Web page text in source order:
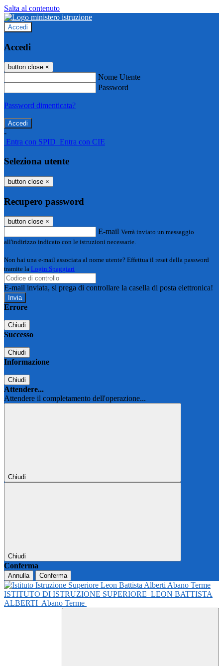
Salta al contenuto
Accedi
Accedi
button close ×
Nome Utente
Password
Password dimenticata?
-
Entra con SPID Entra con CIE
Seleziona utente
button close ×
Recupero password
button close ×
E-mail Verrà inviato un messaggio
all'indirizzo indicato con le istruzioni necessarie.
Non hai una e-mail associata al nome utente? Effettua il reset della password
tramite la Login Spaggiari
E-mail inviata, si prega di controllare la casella di posta elettronica!
Errore
Chiudi
Successo
Chiudi
Informazione
Chiudi
Attendere...
Attendere il completamento dell'operazione...
Chiudi
Chiudi
Conferma
Annulla Conferma
ISTITUTO DI ISTRUZIONE SUPERIORE LEON BATTISTA
ALBERTI Abano Terme